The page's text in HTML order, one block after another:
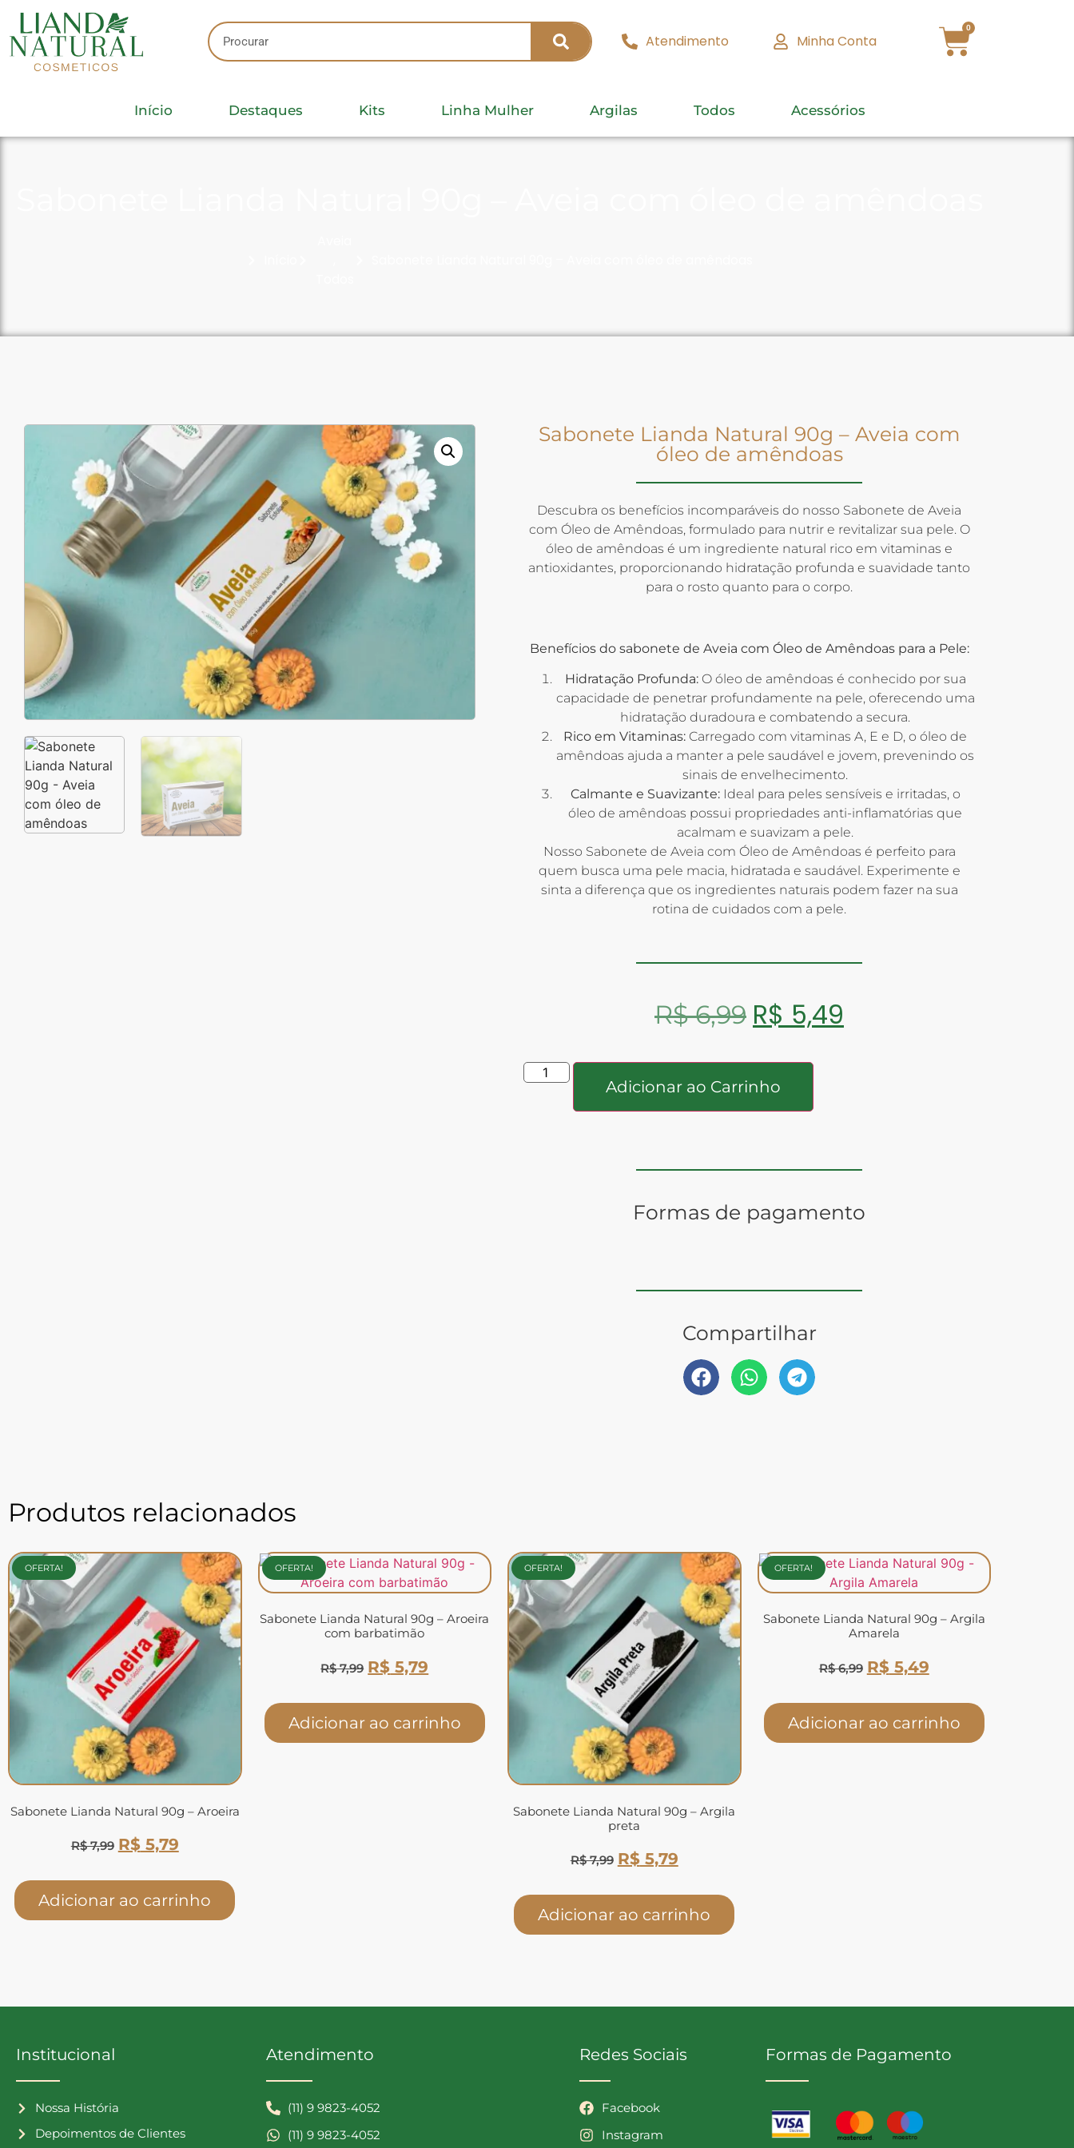
Atendimento Minha Conta
0
Início Destaques Kits Linha Mulher Argilas Todos Acessórios
Sabonete Lianda Natural 90g – Aveia com
óleo de amêndoas
Descubra os benefícios incomparáveis do nosso Sabonete de Aveia
com Óleo de Amêndoas, formulado para nutrir e revitalizar sua pele. O
óleo de amêndoas é um ingrediente natural rico em vitaminas e
antioxidantes, proporcionando hidratação profunda e suavidade tanto
para o rosto quanto para o corpo.
Benefícios do sabonete de Aveia com Óleo de Amêndoas para a Pele:
Hidratação Profunda:O óleo de amêndoas é conhecido por sua
capacidade de penetrar profundamente na pele, oferecendo uma
hidratação duradoura e combatendo a secura.
Rico em Vitaminas: Carregado com vitaminas A, E e D, o óleo de
amêndoas ajuda a manter a pele saudável e jovem, prevenindo os
sinais de envelhecimento.
Calmante e Suavizante:Ideal para peles sensíveis e irritadas, o
óleo de amêndoas possui propriedades anti-inflamatórias que
acalmam e suavizam a pele.
Nosso Sabonete de Aveia com Óleo de Amêndoas é perfeito para
quem busca uma pele macia, hidratada e saudável. Experimente e
sinta a diferença que os ingredientes naturais podem fazer na sua
rotina de cuidados com a pele.
R$6,99 R$ 5,49
Adicionar ao Carrinho
Formas de pagamento
Compartilhar
Produtos relacionados
OFERTA!
Sabonete Lianda Natural 90g – Aroeira
R$7,99 R$5,79
Adicionar ao carrinho
OFERTA!
Sabonete Lianda Natural 90g – Aroeira
com barbatimão
R$7,99 R$ 5,79
Adicionar ao carrinho
OFERTA!
Sabonete Lianda Natural 90g – Argila
preta
R$7,99 R$5,79
Adicionar ao carrinho
OFERTA!
Sabonete Lianda Natural 90g – Argila
Amarela
R$6,99 R$5,49
Adicionar ao carrinho
Institucional
Nossa História
Depoimentos de Clientes
Atendimento
(11) 9 9823-4052
(11) 9 9823-4052
Redes Sociais
Facebook
Instagram
Formas de Pagamento